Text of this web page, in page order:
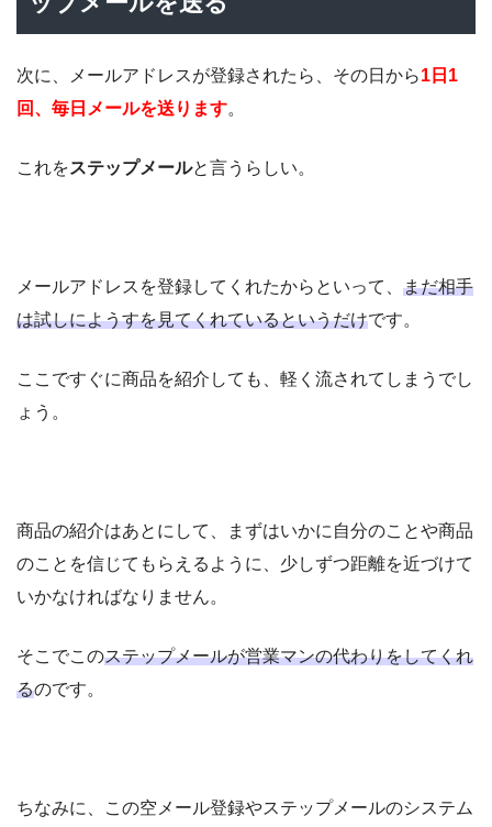
次に、メールアドレスが登録されたら、その日から1日1
回、毎日メールを送ります。
これをステップメールと言うらしい。
メールアドレスを登録してくれたからといって、 まだ相手
は試しにようすを見てくれているというだけです。
ここですぐに商品を紹介しても、軽く流されてしまうでし
ょう。
商品の紹介はあとにして、まずはいかに自分のことや商品
のことを信じてもらえるように、少しずつ距離を近づけて
いかなければなりません。
そこでこのステップメールが営業マンの代わりをしてくれ
るのです。
ちなみに、この空メール登録やステップメールのシステム